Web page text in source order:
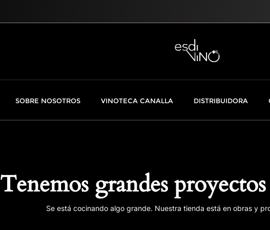
SOBRE NOSOTROS VINOTECA CANALLA DISTRIBUIDORA
Tenemos grandes
Se está cocinando algo grande. Nuestra tienda está en obras y